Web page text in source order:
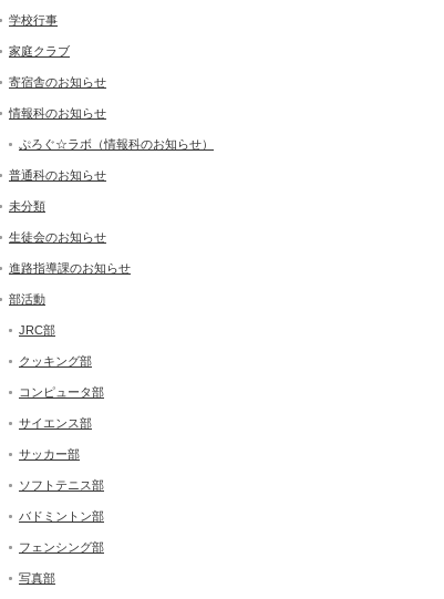
学校行事
家庭クラブ
寄宿舎のお知らせ
情報科のお知らせ
ぷろぐ☆ラボ（情報科のお知らせ）
普通科のお知らせ
未分類
生徒会のお知らせ
進路指導課のお知らせ
部活動
JRC部
クッキング部
コンピュータ部
サイエンス部
サッカー部
ソフトテニス部
バドミントン部
フェンシング部
写真部